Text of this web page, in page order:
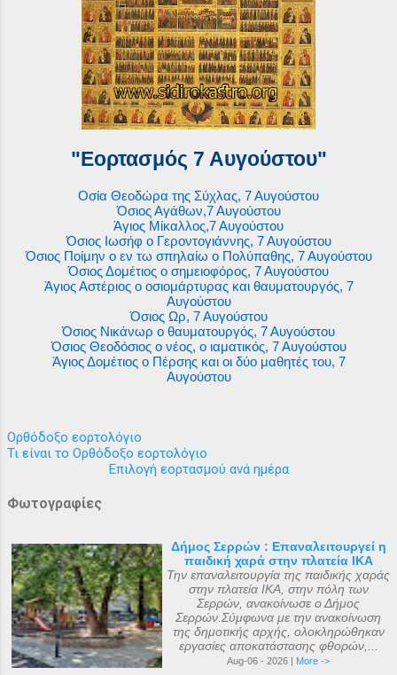
"Εορτασμός 7 Αυγούστου"
Οσία Θεοδώρα της Σύχλας, 7 Αυγούστου
Όσιος Αγάθων,7 Αυγούστου
Άγιος Μίκαλλος,7 Αυγούστου
Όσιος Ιωσήφ ο Γεροντογιάννης, 7 Αυγούστου
Όσιος Ποίμην ο εν τω σπηλαίω ο Πολύπαθης, 7 Αυγούστου
Όσιος Δομέτιος ο σημειοφόρος, 7 Αυγούστου
Άγιος Αστέριος ο οσιομάρτυρας και θαυματουργός, 7
Αυγούστου
Όσιος Ωρ, 7 Αυγούστου
Όσιος Νικάνωρ ο θαυματουργός, 7 Αυγούστου
Όσιος Θεοδόσιος ο νέος, ο ιαματικός, 7 Αυγούστου
Άγιος Δομέτιος ο Πέρσης και οι δύο μαθητές του, 7
Αυγούστου
Ορθόδοξο εορτολόγιο
Τι είναι το Ορθόδοξο εορτολόγιο
Επιλογή εορτασμού ανά ημέρα
Φωτογραφίες
Δήμος Σερρών : Επαναλειτουργεί η
παιδική χαρά στην πλατεία ΙΚΑ
Την επαναλειτουργία της παιδικής χαράς
στην πλατεία ΙΚΑ, στην πόλη των
Σερρών, ανακοίνωσε ο Δήμος
Σερρών.Σύμφωνα με την ανακοίνωση
της δημοτικής αρχής, ολοκληρώθηκαν
εργασίες αποκατάστασης φθορών,...
Aug-06 - 2026 | More ->